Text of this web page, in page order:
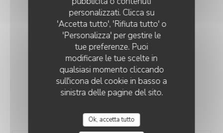
personalizzati. Clicca su
'Accetta tutto', 'Rifiuta tutto' o
'Personalizza' per gestire le
tue preferenze. Puoi
modificare le tue scelte in
qualsiasi momento cliccando
sull'icona del cookie in basso a
sinistra delle pagine del sito.
Ok, accetta tutto
MENU BACCARA
SERVI MIDI ET SOIR DU LUNDI AU SAMEDI